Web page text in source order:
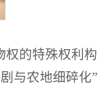
权的特殊权利构
与农地细碎化”